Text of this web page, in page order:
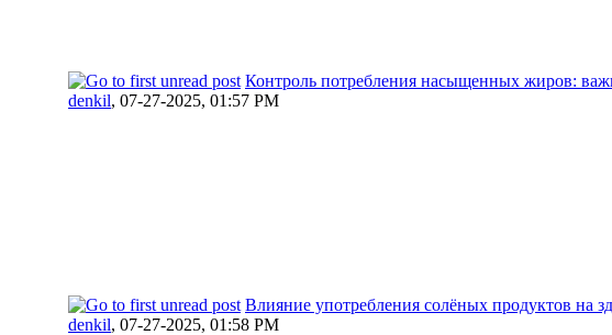
Контроль потребления насыщенных жиров:
denkil, 07-27-2025, 01:57 PM
Влияние употребления солёных продуктов на
denkil, 07-27-2025, 01:58 PM